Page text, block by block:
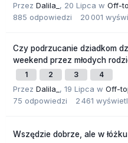
Przez Dalila_ , 20 Lipca w Off-
885 odpowiedzi 20 001
Czy podrzucanie dziadkom
weekend przez młodych
1 2 3 4
Przez Dalila_ , 19 Lipca w Off-
75 odpowiedzi 2 461
Wszędzie dobrze, ale w łóżku